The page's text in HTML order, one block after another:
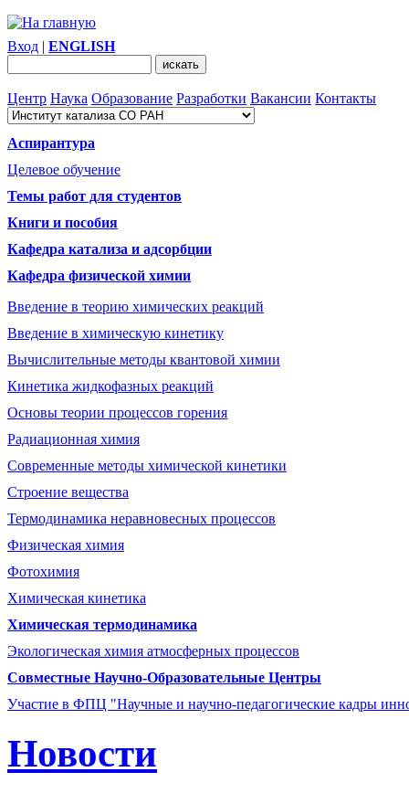
Вход | ENGLISH
Центр Наука Образование Разработки Вакансии Контакты
Аспирантура
Целевое обучение
Темы работ для студентов
Книги и пособия
Кафедра катализа и адсорбции
Кафедра физической химии
Введение в теорию химических реакций
Введение в химическую кинетику
Вычислительные методы квантовой химии
Кинетика жидкофазных реакций
Основы теории процессов горения
Радиационная химия
Современные методы химической кинетики
Строение вещества
Термодинамика неравновесных процессов
Физическая химия
Фотохимия
Химическая кинетика
Химическая термодинамика
Экологическая химия атмосферных процессов
Совместные Научно-Образовательные Центры
Участие в ФПЦ "Научные и научно-педагогические кадры
Новости